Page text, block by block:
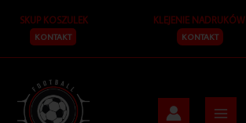
treści
SKUP KOSZULEK
KONTAKT
KLEJENIE NADRUKÓW
KONTAKT